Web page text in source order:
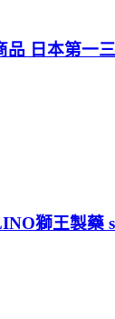
品 日本第
獅王製